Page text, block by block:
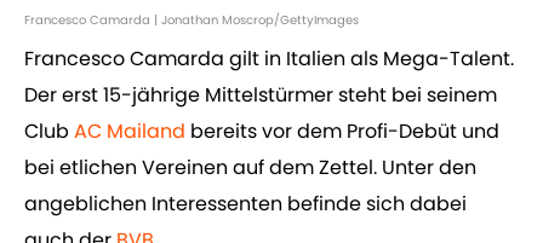
Francesco Camarda | Jonathan Moscrop/GettyImages
Francesco Camarda gilt in Italien als Mega-Talent.
Der erst 15-jährige Mittelstürmer steht bei seinem
Club AC Mailand bereits vor dem Profi-Debüt und
bei etlichen Vereinen auf dem Zettel. Unter den
angeblichen Interessenten befinde sich dabei